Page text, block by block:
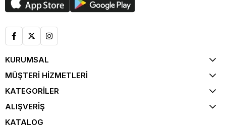
KURUMSAL
MÜŞTERİ HİZMETLERİ
KATEGORİLER
ALIŞVERİŞ
KATALOG